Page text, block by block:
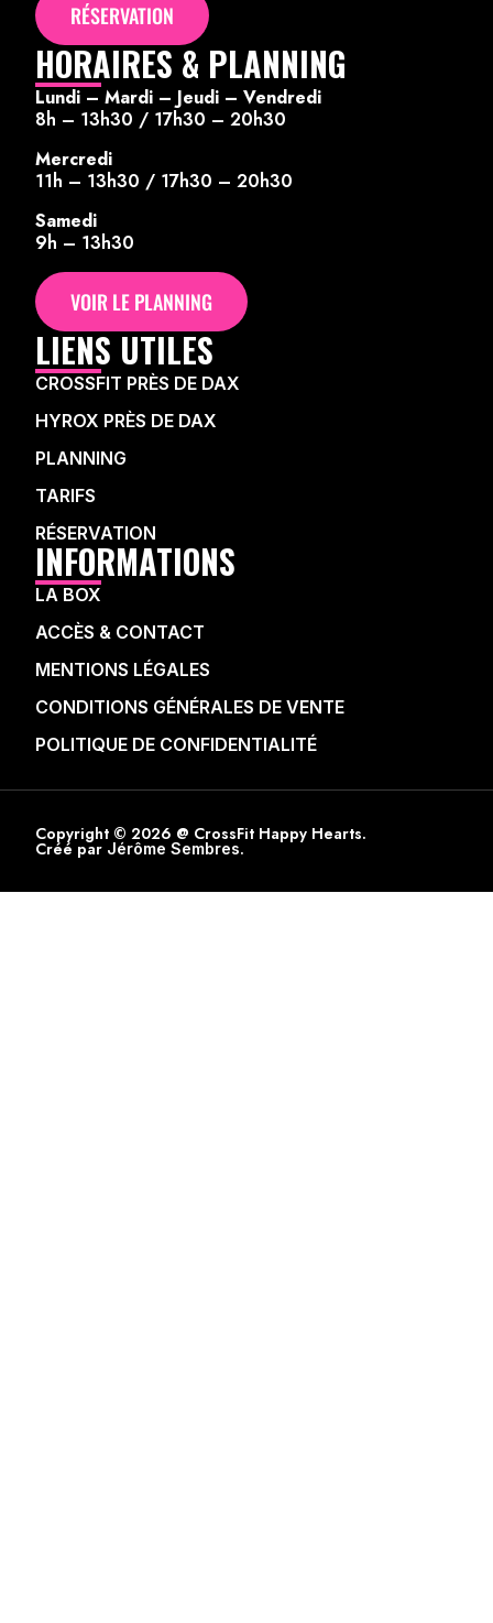
RÉSERVATION
HORAIRES & PLANNING
Lundi – Mardi – Jeudi – Vendredi
8h – 13h30 / 17h30 – 20h30
Mercredi
11h – 13h30 / 17h30 – 20h30
Samedi
9h – 13h30
VOIR LE PLANNING
LIENS UTILES
CROSSFIT PRÈS DE DAX
HYROX PRÈS DE DAX
PLANNING
TARIFS
RÉSERVATION
INFORMATIONS
LA BOX
ACCÈS & CONTACT
MENTIONS LÉGALES
CONDITIONS GÉNÉRALES DE VENTE
POLITIQUE DE CONFIDENTIALITÉ
Copyright © 2026 @ CrossFit Happy Hearts.
Créé par Jérôme Sembres.